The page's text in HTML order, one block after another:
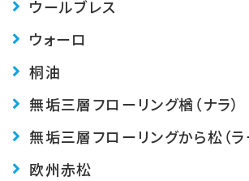
ウールブレス
ウォーロ
桐油
無垢三層フローリング楢（ナラ）
無垢三層フローリングから松（ラ
欧州赤松